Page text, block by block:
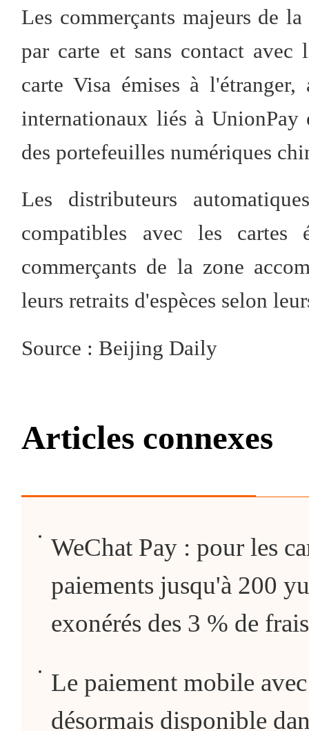
Les commerçants majeurs de
par carte et sans contact avec
carte Visa émises à
internationaux liés à UnionPay
des portefeuilles numériques
Les distributeurs
compatibles avec les cartes
commerçants de la zone
leurs retraits d'espèces selon
Source : Beijing Daily
Articles connexes
WeChat Pay : pour les
paiements jusqu'à 200
exonérés des 3 % de frais
Le paiement mobile
désormais disponible